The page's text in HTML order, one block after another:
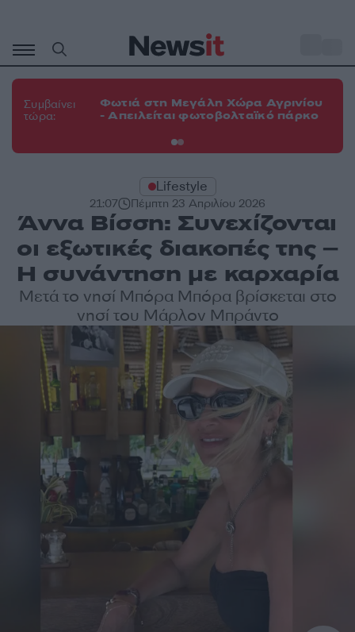
περιεχόμενο
Συμβαίνει
τώρα:
Φωτιά στη Μεγάλη Χώρα Αγρινίου
- Απειλείται φωτοβολταϊκό πάρκο
Lifestyle
21:07 Πέμπτη 23 Απριλίου 2026
Άννα Βίσση: Συνεχίζονται
οι εξωτικές διακοπές της –
Η συνάντηση με καρχαρία
Μετά το νησί Μπόρα Μπόρα βρίσκεται στο
νησί του Μάρλον Μπράντο